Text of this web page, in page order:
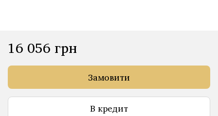
16 056 грн
Замовити
В кредит